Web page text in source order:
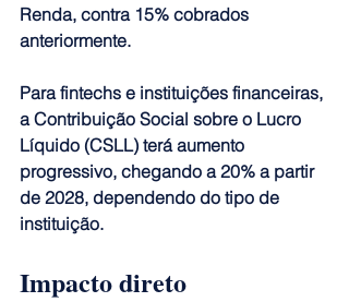
Renda, contra 15% cobrados
anteriormente.
Para fintechs e instituições financeiras,
a Contribuição Social sobre o Lucro
Líquido (CSLL) terá aumento
progressivo, chegando a 20% a partir
de 2028, dependendo do tipo de
instituição.
Impacto direto